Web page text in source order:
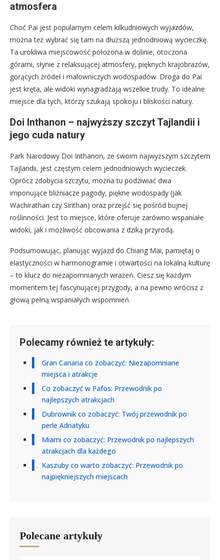
atmosfera
Choć Pai jest popularnym celem kilkudniowych wyjazdów,
można też wybrać się tam na dłuższą jednodniową wycieczkę.
Ta urokliwa miejscowość położona w dolinie, otoczona
górami, słynie z relaksującej atmosfery, pięknych krajobrazów,
gorących źródeł i malowniczych wodospadów. Droga do Pai
jest kręta, ale widoki wynagradzają wszelkie trudy. To idealne
miejsce dla tych, którzy szukają spokoju i bliskości natury.
Doi Inthanon – najwyższy szczyt Tajlandii i
jego cuda natury
Park Narodowy Doi Inthanon, ze swoim najwyższym szczytem
Tajlandii, jest częstym celem jednodniowych wycieczek.
Oprócz zdobycia szczytu, można tu podziwiać dwa
imponujące bliźniacze pagody, piękne wodospady (jak
Wachirathan czy Sirithan) oraz przejść się pośród bujnej
roślinności. Jest to miejsce, które oferuje zarówno wspaniałe
widoki, jak i możliwość obcowania z dziką przyrodą.
Podsumowując, planując wyjazd do Chiang Mai, pamiętaj o
elastyczności w harmonogramie i otwartości na lokalną kulturę
– to klucz do niezapomnianych wrażeń. Ciesz się każdym
momentem tej fascynującej przygody, a na pewno wrócisz z
głową pełną wspaniałych wspomnień.
Polecamy również te artykuły:
Gran Canaria co zobaczyć: Niezapomniane
miejsca i atrakcje
Co zobaczyć w Pafos: Przewodnik po
najlepszych atrakcjach
Dubrownik co zobaczyć: Twój przewodnik po
perle Adriatyku
Miami co zobaczyć: Przewodnik po najlepszych
atrakcjach dla każdego
Kaszuby co warto zobaczyć: Przewodnik po
najpiękniejszych miejscach
Polecane artykuły